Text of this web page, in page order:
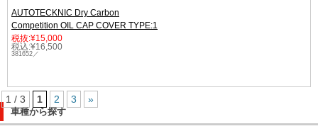
AUTOTECKNIC Dry Carbon
Competition OIL CAP COVER TYPE:1
税抜:¥15,000
税込:¥16,500
381652／
1 / 3 1 2 3 »
車種から探す